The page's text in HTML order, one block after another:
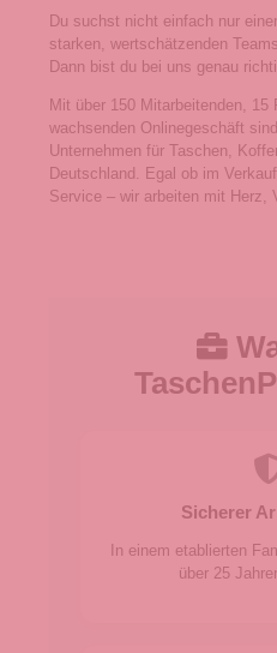
Du suchst nicht einfach nur
starken, wertschätzenden
Dann bist du bei uns genau
Mit über 150 Mitarbeitenden, 15
wachsenden Onlinegeschäft
Unternehmen für Taschen,
Deutschland. Egal ob im
Service – wir arbeiten mit Herz,
Sicherer
In einem etablierten
über 25